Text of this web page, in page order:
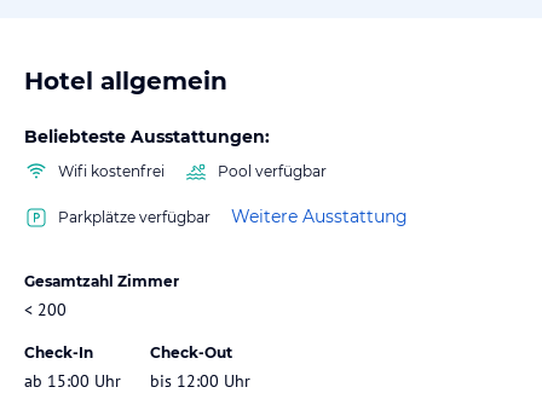
Hotel allgemein
Beliebteste Ausstattungen:
Wifi kostenfrei Pool verfügbar
Parkplätze verfügbar Weitere Ausstattung
Gesamtzahl Zimmer
< 200
Check-In
ab 15:00 Uhr
Check-Out
bis 12:00 Uhr